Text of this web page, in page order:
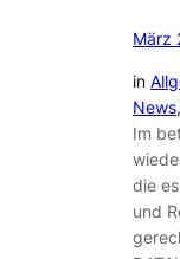
März
in
News,
Im
die
und